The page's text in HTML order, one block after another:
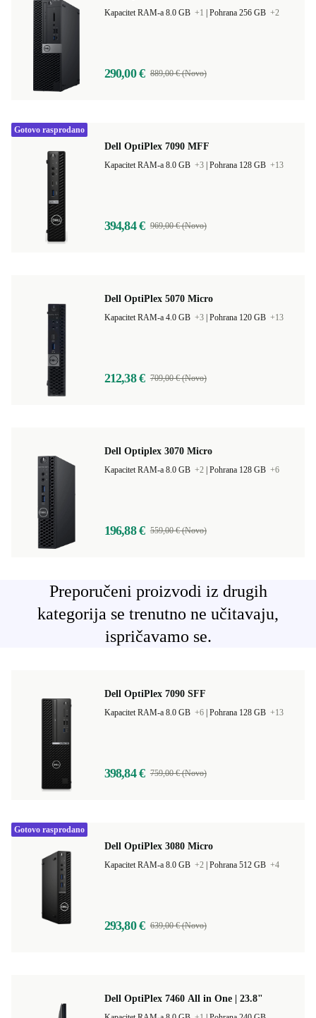
Kapacitet RAM-a 8.0 GB +1 Pohrana 256 GB +2
290,00 € 889,00 € (Novo)
Dell OptiPlex 7090 MFF
Kapacitet RAM-a 8.0 GB +3 Pohrana 128 GB +13
394,84 € 969,00 € (Novo)
Gotovo rasprodano
Dell OptiPlex 5070 Micro
Kapacitet RAM-a 4.0 GB +3 Pohrana 120 GB +13
212,38 € 709,00 € (Novo)
Dell Optiplex 3070 Micro
Kapacitet RAM-a 8.0 GB +2 Pohrana 128 GB +6
196,88 € 559,00 € (Novo)
Preporučeni proizvodi iz drugih
kategorija se trenutno ne učitavaju,
ispričavamo se.
Dell OptiPlex 7090 SFF
Kapacitet RAM-a 8.0 GB +6 Pohrana 128 GB +13
398,84 € 759,00 € (Novo)
Dell OptiPlex 3080 Micro
Kapacitet RAM-a 8.0 GB +2 Pohrana 512 GB +4
293,80 € 639,00 € (Novo)
Gotovo rasprodano
Dell OptiPlex 7460 All in One | 23.8"